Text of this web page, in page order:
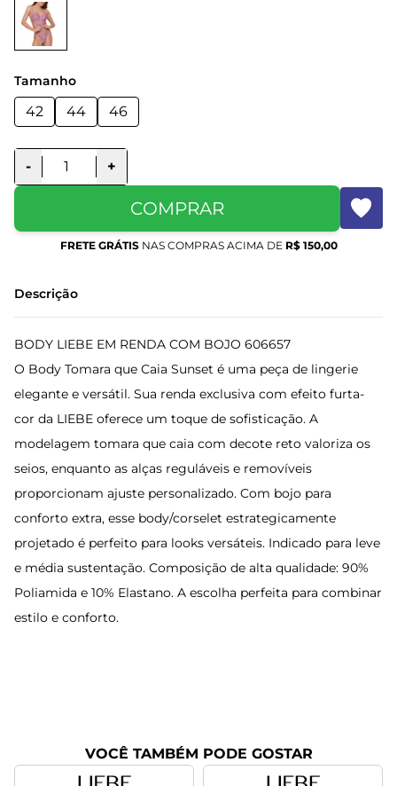
Tamanho
42 44 46
- +
COMPRAR
FRETE GRÁTISNAS COMPRAS ACIMA DE R$ 150,00
Descrição
BODY LIEBE EM RENDA COM BOJO 606657
O Body Tomara que Caia Sunset é uma peça de lingerie
elegante e versátil. Sua renda exclusiva com efeito furta-
cor da LIEBE oferece um toque de sofisticação. A
modelagem tomara que caia com decote reto valoriza os
seios, enquanto as alças reguláveis e removíveis
proporcionam ajuste personalizado. Com bojo para
conforto extra, esse body/corselet estrategicamente
projetado é perfeito para looks versáteis. Indicado para leve
e média sustentação. Composição de alta qualidade: 90%
Poliamida e 10% Elastano. A escolha perfeita para combinar
estilo e conforto.
VOCÊ TAMBÉM PODE GOSTAR